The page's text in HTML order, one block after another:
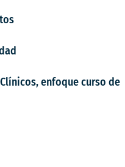
enfoque curso de